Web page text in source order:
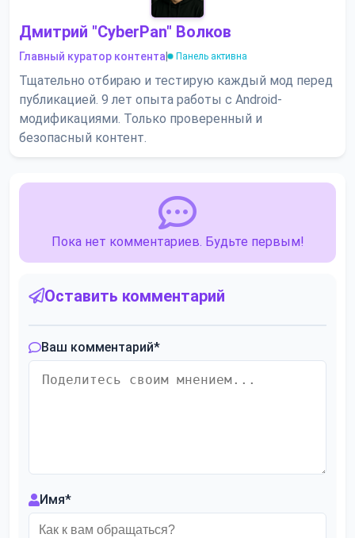
Дмитрий "CyberPan" Волков
Главный куратор контента| Панель активна
Тщательно отбираю и тестирую каждый мод перед
публикацией. 9 лет опыта работы с Android-
модификациями. Только проверенный и
безопасный контент.
Пока нет комментариев. Будьте первым!
Оставить комментарий
Ваш комментарий*
Имя*